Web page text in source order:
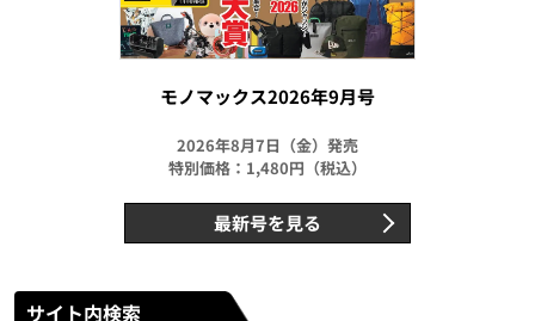
モノマックス2026年9月号
2026年8月7日（金）発売
特別価格：1,480円（税込）
最新号を見る
サイト内検索